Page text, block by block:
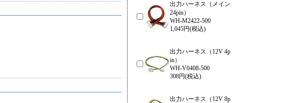
出力ハーネス（メイン
24pin）
WH-M2422-500
1,045円(税込)
出力ハーネス（12V 4p
in）
WH-V0408-500
308円(税込)
出力ハーネス（12V 8p